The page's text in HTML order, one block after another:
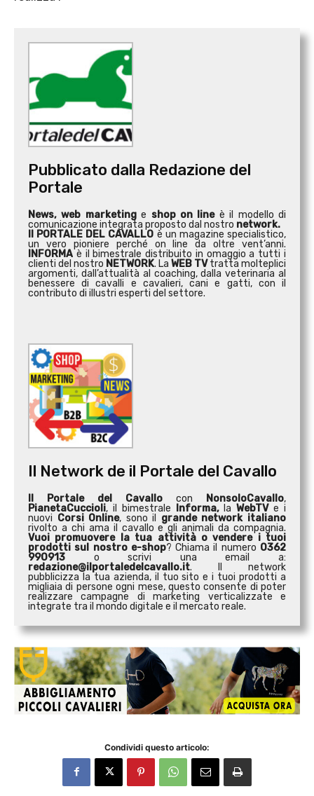
Pubblicato dalla Redazione del
Portale
News, web marketinge shop on line è il modello di
comunicazione integrata proposto dal nostro network.
Il PORTALE DEL CAVALLO è un magazine specialistico,
un vero pioniere perché on line da oltre vent’anni.
INFORMA è il bimestrale distribuito in omaggio a tutti i
clienti del nostro NETWORK. La WEB TVtratta molteplici
argomenti, dall’attualità al coaching, dalla veterinaria al
benessere di cavalli e cavalieri, cani e gatti, con il
contributo di illustri esperti del settore.
Il Network de il Portale del Cavallo
Il Portale del Cavallo con NonsoloCavallo,
PianetaCuccioli, il bimestrale Informa,laWebTVe i
nuovi Corsi Online, sono il grande network italiano
rivolto a chi ama il cavallo e gli animali da compagnia.
Vuoi promuovere la tua attività ovendere i tuoi
prodotti sul nostro e-shop? Chiama il numero 0362
990913 o scrivi una email a:
redazione@ilportaledelcavallo.it. Il network
pubblicizza la tua azienda, il tuo sito e i tuoi prodotti a
migliaia di persone ogni mese, questo consente di poter
realizzare campagne di marketing verticalizzate e
integrate tra il mondo digitale e il mercato reale.
Condividi questo articolo: